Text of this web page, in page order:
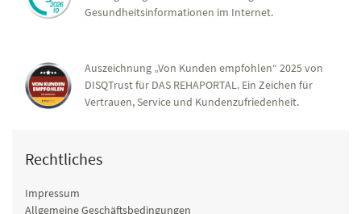
Gesundheitsinformationen im Internet.
Auszeichnung „Von Kunden empfohlen“ 2025 von
DISQTrust für DAS REHAPORTAL. Ein Zeichen für
Vertrauen, Service und Kundenzufriedenheit.
Rechtliches
Impressum
Allgemeine Geschäftsbedingungen